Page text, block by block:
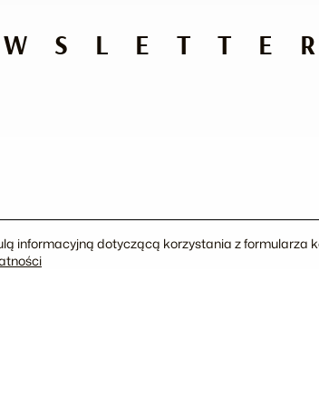
informacyjną dotyczącą korzystania z formularza